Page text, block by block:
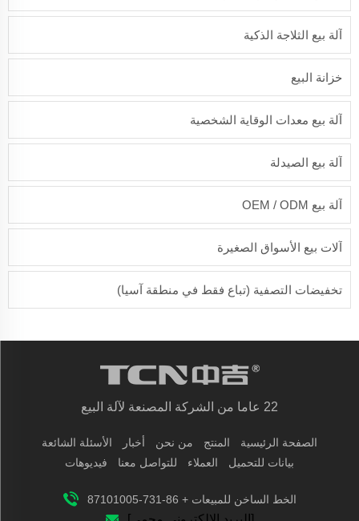
آلة بيع الثلاجة الذكية
خزانة البيع
آلة بيع معدات الوقاية الشخصية
آلة بيع الصيدلة
آلة بيع OEM / ODM
آلات بيع الأسواق الصغيرة
تخفيضات التصفية (تباع فقط في منطقة آسيا)
22 عاما من الشركة المصنعة لآلة البيع
الصفحة الرئيسية المنتج من نحن أخبار
الأسئلة الشائعة
بيانات للتحميل
العملاء للتواصل معنا فيديوهات
الخط الساخن للمبيعات + 86-731-87101005